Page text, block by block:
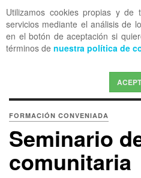
Utilizamos cookies propias y de
servicios mediante el análisis de
en el botón de aceptación si
términos de nuestra política de
OFF CANVAS
FORMACIÓN CONVENIADA
Seminario
comunitaria